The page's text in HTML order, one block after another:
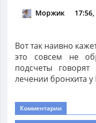
Моржик
Вот так наивно
это совсем не
подсчеты
лечении бронхита у
Комментарии